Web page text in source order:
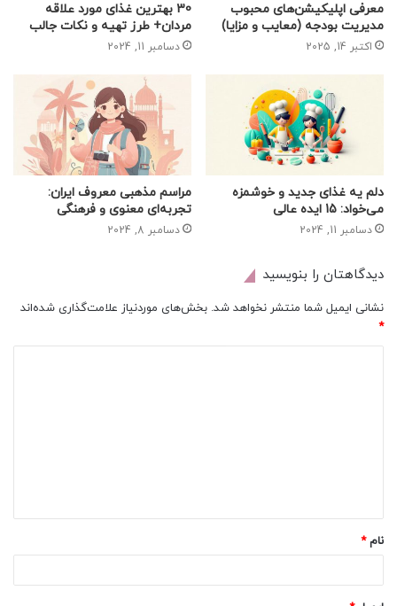
معرفی اپلیکیشن‌های محبوب
مدیریت بودجه (معایب و مزایا)
اکتبر 14, 2025
30 بهترین غذای مورد علاقه
مردان+ طرز تهیه و نکات جالب
دسامبر 11, 2024
دلم یه غذای جدید و خوشمزه
می‌خواد: 15 ایده عالی
دسامبر 11, 2024
مراسم مذهبی معروف ایران:
تجربه‌ای معنوی و فرهنگی
دسامبر 8, 2024
دیدگاهتان را بنویسید
نشانی ایمیل شما منتشر نخواهد شد. بخش‌های موردنیاز علامت‌گذاری شده‌اند
*
*
نام*